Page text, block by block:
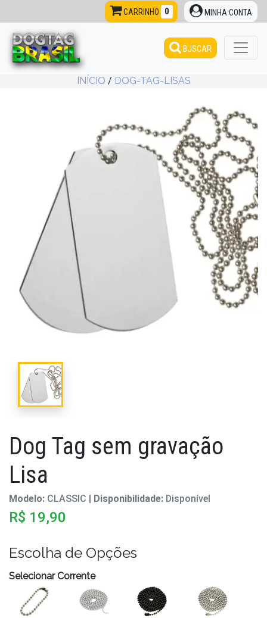
CARRINHO 0 MINHA CONTA
BUSCAR
INÍCIO / DOG-TAG-LISAS
Dog Tag sem gravação
Lisa
Modelo: CLASSIC | Disponibilidade: Disponível
R$ 19,90
Escolha de Opções
Selecionar Corrente